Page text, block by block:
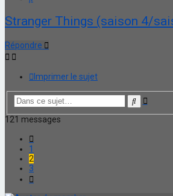
Stranger Things (saison 4/
Répondre
Imprimer le sujet
Rechercher
121 messages
1
2
3